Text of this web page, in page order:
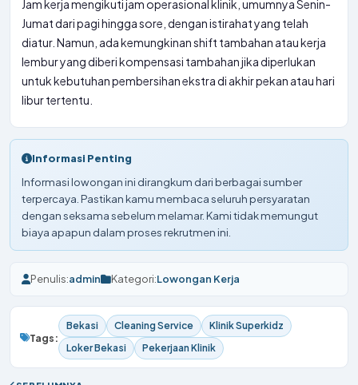
Jam kerja mengikuti jam operasional klinik, umumnya Senin-
Jumat dari pagi hingga sore, dengan istirahat yang telah
diatur. Namun, ada kemungkinan shift tambahan atau kerja
lembur yang diberi kompensasi tambahan jika diperlukan
untuk kebutuhan pembersihan ekstra di akhir pekan atau hari
libur tertentu.
Informasi Penting
Informasi lowongan ini dirangkum dari berbagai sumber
terpercaya. Pastikan kamu membaca seluruh persyaratan
dengan seksama sebelum melamar. Kami tidak memungut
biaya apapun dalam proses rekrutmen ini.
Penulis:admin Kategori:Lowongan Kerja
Tags:
Bekasi Cleaning Service
Klinik Superkidz
Loker Bekasi
Pekerjaan Klinik